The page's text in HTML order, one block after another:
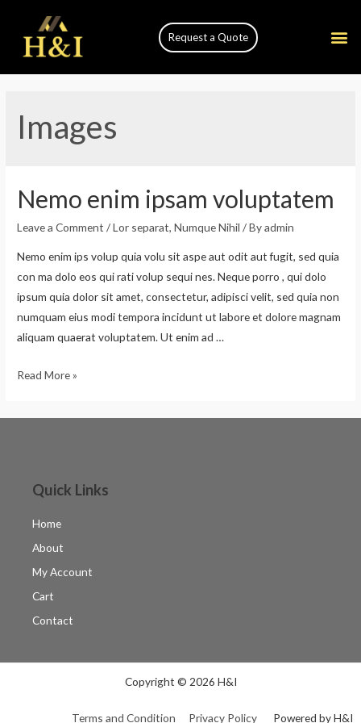
Request a Quote
Images
Nemo enim ipsam voluptatem
Leave a Comment /Lor separat,Numque Nihil / Byadmin
Nemo enim ips volup quia volu sit aspe aut odit aut fugit, sed quia
con ma dolo eos qui rati volup sequi nes. Neque porro , qui dolo
ipsum quia dolor sit amet, consectetur, adipisci velit, sed quia non
numquam eius modi tempora incidunt ut labore et dolore magnam
aliquam quaerat voluptatem. Ut enim ad …
Read More »
Quick Links
Home
About
My Account
Cart
Contact
Copyright © 2026 H&I
Terms and Condition Privacy Policy Powered by H&I